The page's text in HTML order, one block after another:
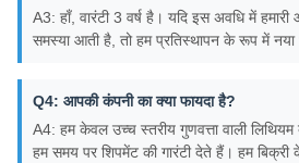
A3: हाँ, वारंटी 3 वर्ष है। यदि इस अवधि में
समस्या आती है, तो हम प्रतिस्थापन के रूप में
Q4: आपकी कंपनी का क्या फायदा है?
A4: हम केवल उच्च स्तरीय गुणवत्ता वाली
हम समय पर शिपमेंट की गारंटी देते हैं। हम बिक्री